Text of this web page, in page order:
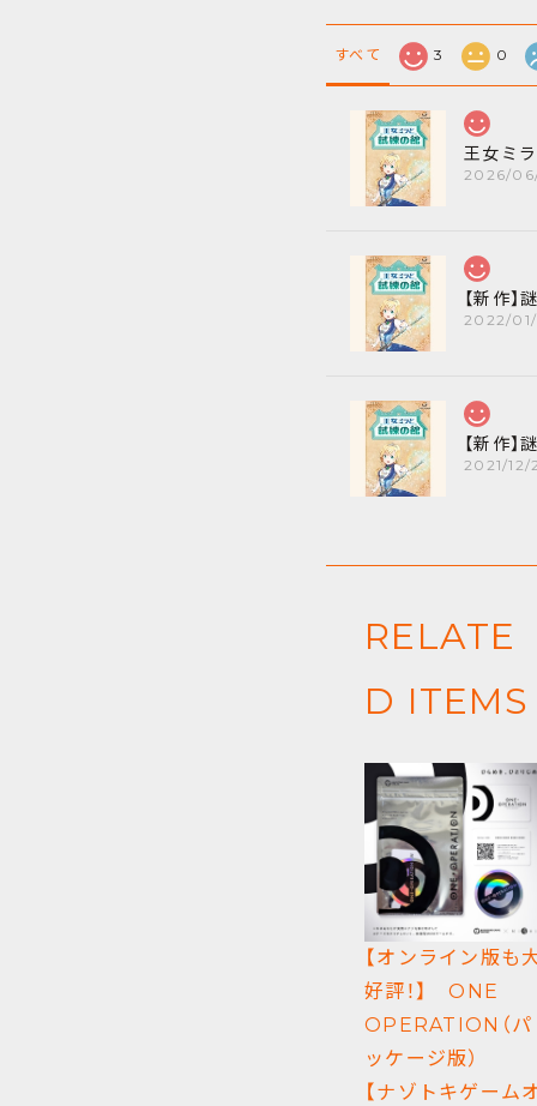
すべて 3 0
2026/
2022/
2021/12/
RELATE
D ITEMS
【オンライン版も
好評！】 ONE
OPERATION（パ
ッケージ版）
【ナゾトキゲーム